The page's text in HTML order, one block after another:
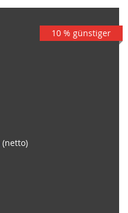
(netto)
10 % günstiger